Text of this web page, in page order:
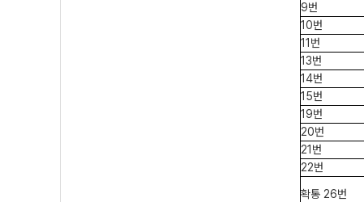
9번
10번
11번
13번
14번
15번
19번
20번
21번
22번
확통 26번